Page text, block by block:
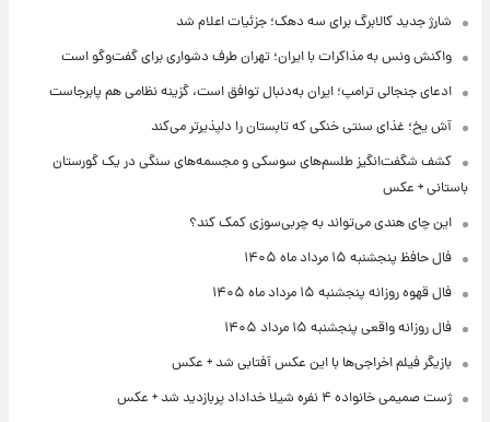
شارژ جدید کالابرگ برای سه دهک؛ جزئیات اعلام شد
واکنش ونس به مذاکرات با ایران؛ تهران طرف دشواری برای گفت‌وگو است
ادعای جنجالی ترامپ؛ ایران به‌دنبال توافق است، گزینه نظامی هم پابرجاست
آش یخ؛ غذای سنتی خنکی که تابستان را دلپذیرتر می‌کند
کشف شگفت‌انگیز طلسم‌های سوسکی و مجسمه‌های سنگی در یک گورستان
باستانی + عکس
این چای هندی می‌تواند به چربی‌سوزی کمک کند؟
فال حافظ پنجشنبه ۱۵ مرداد ماه ۱۴۰۵
فال قهوه روزانه پنجشنبه ۱۵ مرداد ماه ۱۴۰۵
فال روزانه واقعی پنجشنبه ۱۵ مرداد ۱۴۰۵
بازیگر فیلم اخراجی‌ها با این عکس آفتابی شد + عکس
ژست صمیمی خانواده ۴ نفره شیلا خداداد پربازدید شد + عکس